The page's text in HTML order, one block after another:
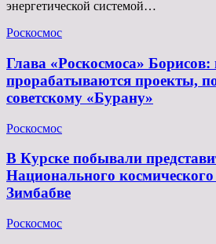
энергетической системой…
Роскосмос
Глава «Роскосмоса» Борисов:
прорабатываются проекты,
советскому «Бурану»
Роскосмос
В Курске побывали
Национального космического
Зимбабве
Роскосмос